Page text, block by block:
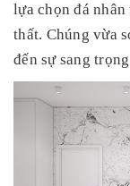
lựa chọn đá
thất. Chúng vừa
đến sự sang